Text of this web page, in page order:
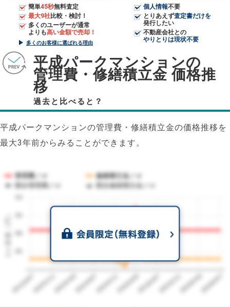
簡単45秒無料査定
最大9社比較・検討！
多くのユーザーが通常
よりも高い金額で売却！
多くのお客様に選ばれる理由
個人情報不要
とりあえず査定書だけを
発行したい
不動産会社との
やりとりは現状不要
平成パークマンションの
管理費・修繕積立金 価格推
移
過去と比べると？
平成パークマンションの管理費・修繕積立金の価格推移を
最大3年前からみることができます。
1㎡単価（円）
管理費／㎡
修繕積立金／㎡
競合管理費／㎡
競合修繕積立金／㎡
2023/072023/112024/032024/072024/112025/032025/072025/112026/032026/07